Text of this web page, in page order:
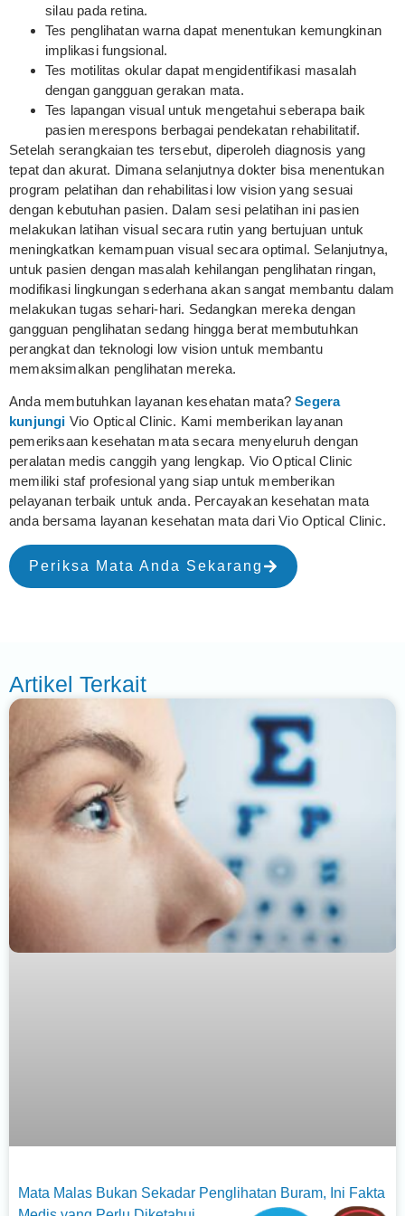
silau pada retina.
Tes penglihatan warna dapat menentukan kemungkinan
implikasi fungsional.
Tes motilitas okular dapat mengidentifikasi masalah
dengan gangguan gerakan mata.
Tes lapangan visual untuk mengetahui seberapa baik
pasien merespons berbagai pendekatan rehabilitatif.
Setelah serangkaian tes tersebut, diperoleh diagnosis yang
tepat dan akurat. Dimana selanjutnya dokter bisa menentukan
program pelatihan dan rehabilitasi low vision yang sesuai
dengan kebutuhan pasien. Dalam sesi pelatihan ini pasien
melakukan latihan visual secara rutin yang bertujuan untuk
meningkatkan kemampuan visual secara optimal. Selanjutnya,
untuk pasien dengan masalah kehilangan penglihatan ringan,
modifikasi lingkungan sederhana akan sangat membantu dalam
melakukan tugas sehari-hari. Sedangkan mereka dengan
gangguan penglihatan sedang hingga berat membutuhkan
perangkat dan teknologi low vision untuk membantu
memaksimalkan penglihatan mereka.
Anda membutuhkan layanan kesehatan mata?Segera
kunjungi Vio Optical Clinic. Kami memberikan layanan
pemeriksaan kesehatan mata secara menyeluruh dengan
peralatan medis canggih yang lengkap. Vio Optical Clinic
memiliki staf profesional yang siap untuk memberikan
pelayanan terbaik untuk anda. Percayakan kesehatan mata
anda bersama layanan kesehatan mata dari Vio Optical Clinic.
Periksa Mata Anda Sekarang
Artikel Terkait
Mata Malas Bukan Sekadar Penglihatan Buram, Ini Fakta